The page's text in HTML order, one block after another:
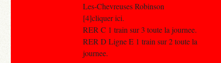
Les-Chevreuses Robinson
[4]cliquer ici.
RER C 1 train sur 3 toute la journee.
RER D Ligne E 1 train sur 2 toute la
journee.